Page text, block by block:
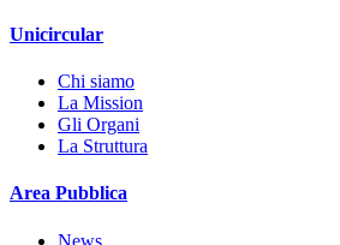
Unicircular
Chi siamo
La Mission
Gli Organi
La Struttura
Area Pubblica
News